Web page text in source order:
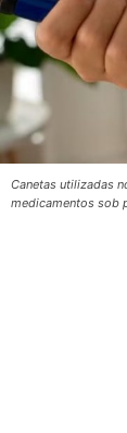
Canetas utilizadas
medicamentos sob